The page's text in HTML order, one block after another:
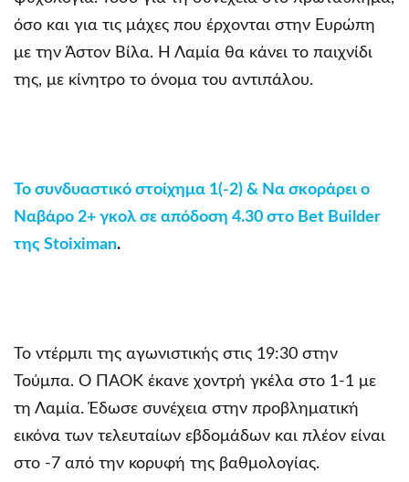
όσο και για τις μάχες που έρχονται στην Ευρώπη
με την Άστον Βίλα. Η Λαμία θα κάνει το παιχνίδι
της, με κίνητρο το όνομα του αντιπάλου.
Το συνδυαστικό στοίχημα 1(-2) & Να σκοράρει ο
Ναβάρο 2+ γκολ σε απόδοση 4.30 στο Bet Builder
της Stoiximan.
Το ντέρμπι της αγωνιστικής στις 19:30 στην
Τούμπα. Ο ΠΑΟΚ έκανε χοντρή γκέλα στο 1-1 με
τη Λαμία. Έδωσε συνέχεια στην προβληματική
εικόνα των τελευταίων εβδομάδων και πλέον είναι
στο -7 από την κορυφή της βαθμολογίας.